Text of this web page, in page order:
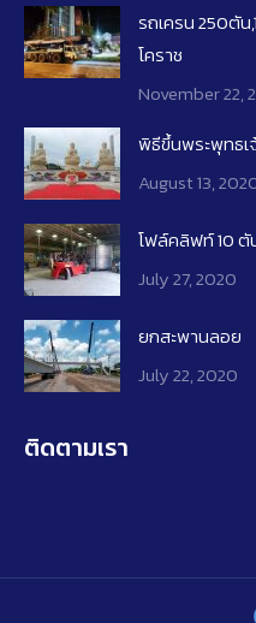
in
new
window
in
new
window
new
window
รถเครน 250ตั
โคราช
November 22,
พิธีขึ้นพระพุทธเ
August 13,
โฟล์คลิฟท์​ 10 ​ตั
July 27, 2020
ยกสะพานลอย
July 22, 2020
ติดตามเรา